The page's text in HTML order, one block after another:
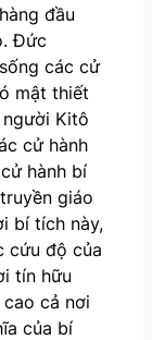
đầu
Đức
các cử
mật thiết
Kitô
cử hành
hành bí
giáo
bí tích này,
cứu độ của
tín hữu
cả nơi
của bí